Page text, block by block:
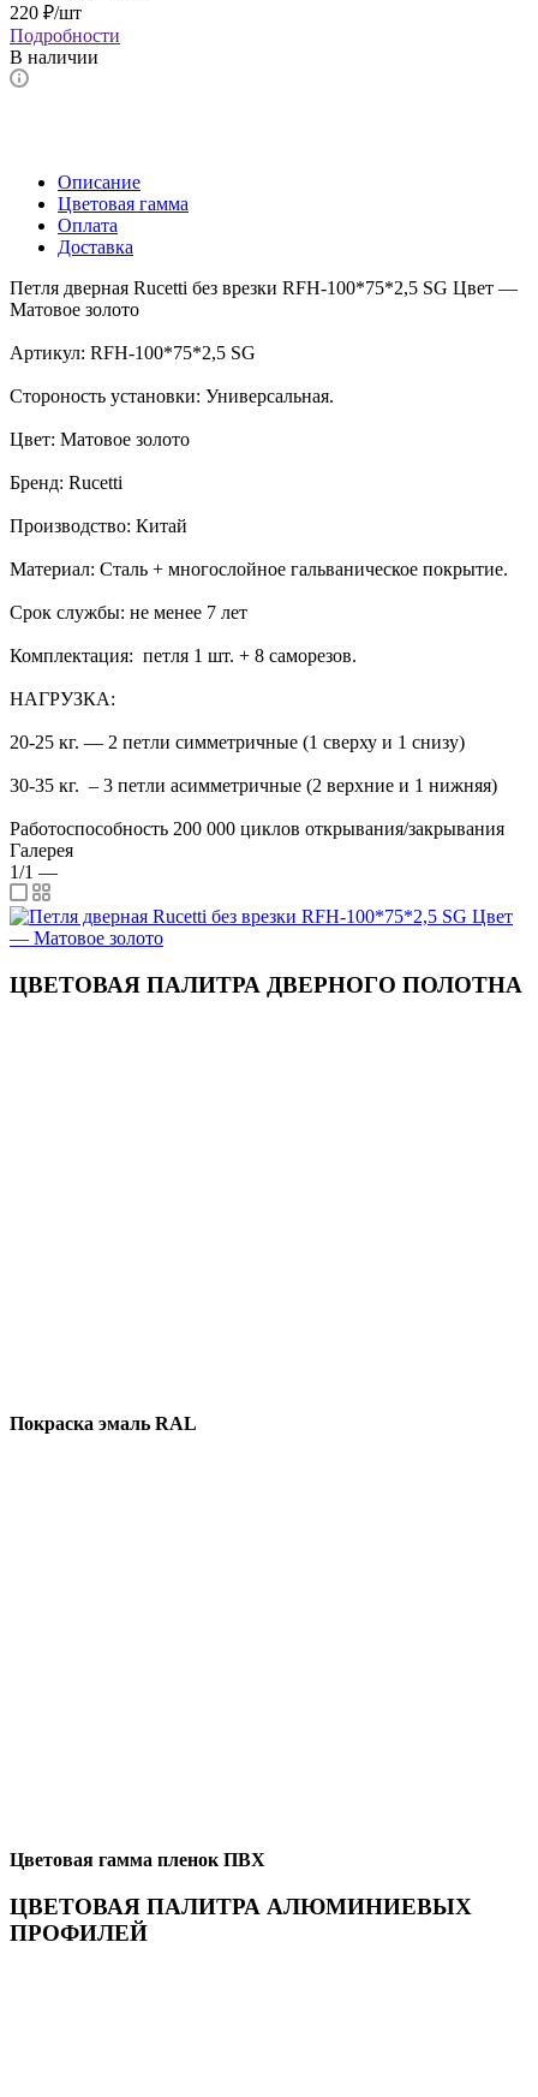
220 ₽/шт
Подробности
В наличии
Описание
Цветовая гамма
Оплата
Доставка
Петля дверная Rucetti без врезки RFH-100*75*2,5 SG Цвет —
Матовое золото
Артикул: RFH-100*75*2,5 SG
Стороность установки: Универсальная.
Цвет: Матовое золото
Бренд: Rucetti
Производство: Китай
Материал: Сталь + многослойное гальваническое покрытие.
Срок службы: не менее 7 лет
Комплектация: петля 1 шт. + 8 саморезов.
НАГРУЗКА:
20-25 кг. — 2 петли симметричные (1 сверху и 1 снизу)
30-35 кг. – 3 петли асимметричные (2 верхние и 1 нижняя)
Работоспособность 200 000 циклов открывания/закрывания
Галерея
1/1 —
ЦВЕТОВАЯ ПАЛИТРА ДВЕРНОГО ПОЛОТНА
Покраска эмаль RAL
Цветовая гамма пленок ПВХ
ЦВЕТОВАЯ ПАЛИТРА АЛЮМИНИЕВЫХ
ПРОФИЛЕЙ